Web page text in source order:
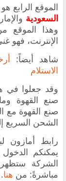
الموقع الرابع هو
السعودية
وهذا الموقع
الإنترنت، فهو
شاهد أيضاً:
الاستلام
وقد جعلوا في
صنع القهوة
صنع القهوة مع
الشحن السريع
رابط أمازون
يمكنكم
الشركة
مباشرةً: من هنا.